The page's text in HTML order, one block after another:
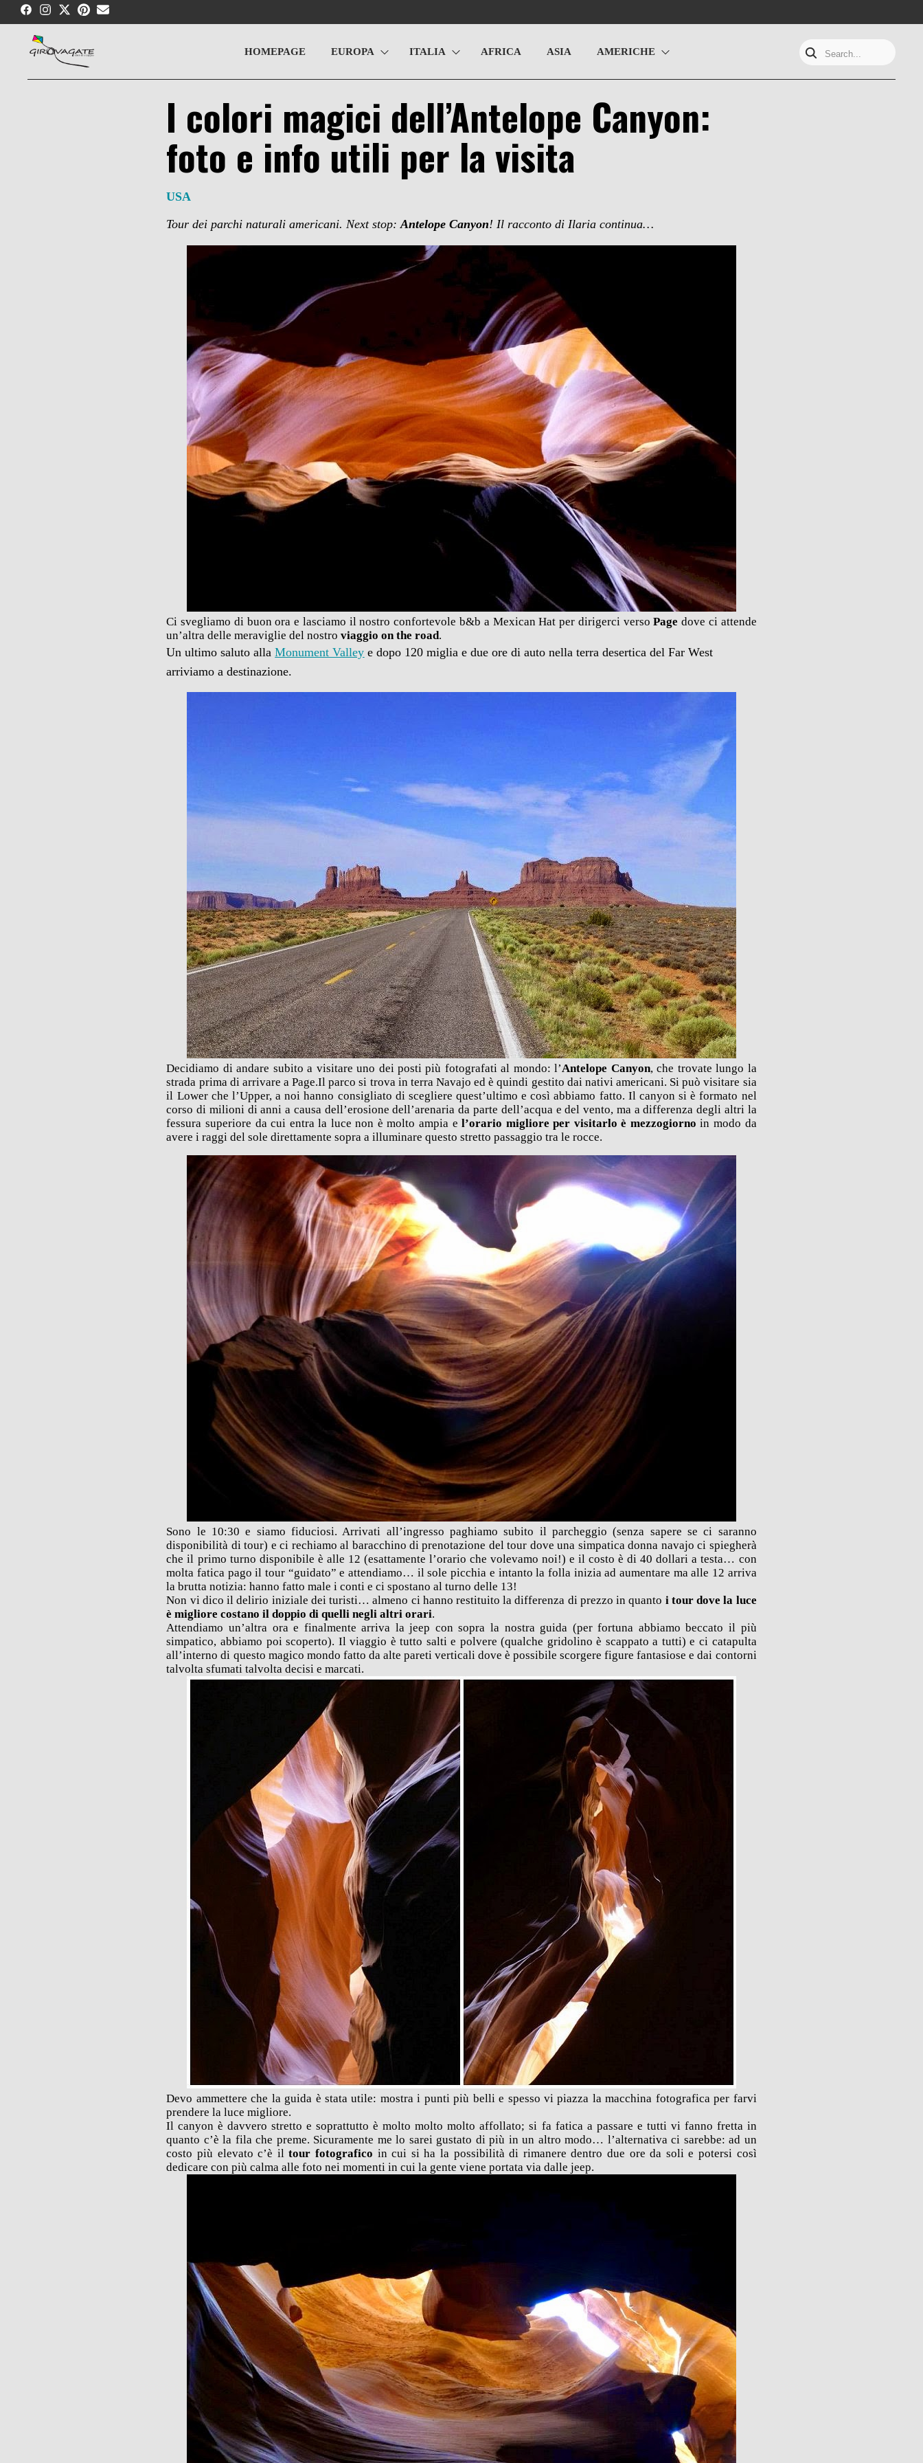
Skip
content
HOMEPAGE EUROPA ITALIA AFRICA ASIA AMERICHE
Search...
I colori magici dell’Antelope Canyon:
foto e info utili per la visita
USA
Tour dei parchi naturali americani. Next stop:Antelope Canyon!Il racconto di Ilaria continua…
Ci svegliamo di buon ora e lasciamo il nostro confortevole b&b a Mexican Hat per dirigerci versoPagedove ci attende
un’altra delle meraviglie del nostroviaggio on the road.
Un ultimo saluto allaMonument Valley e dopo 120 miglia e due ore di auto nella terra desertica del Far West
arriviamo a destinazione.
Decidiamo di andare subito a visitare uno dei posti più fotografati al mondo: l’Antelope Canyon, che trovate lungo la
strada prima di arrivare a Page.Il parco si trova in terra Navajo ed è quindi gestito dai nativi americani. Si può visitare sia
il Lower che l’Upper, a noi hanno consigliato di scegliere quest’ultimo e così abbiamo fatto. Il canyon si è formato nel
corso di milioni di anni a causa dell’erosione dell’arenaria da parte dell’acqua e del vento, ma a differenza degli altri la
fessura superiore da cui entra la luce non è molto ampia el’orario migliore per visitarlo è mezzogiorno in modo da
avere i raggi del sole direttamente sopra a illuminare questo stretto passaggio tra le rocce.
Sono le 10:30 e siamo fiduciosi. Arrivati all’ingresso paghiamo subito il parcheggio (senza sapere se ci saranno
disponibilità di tour) e ci rechiamo al baracchino di prenotazione del tour dove una simpatica donna navajo ci spiegherà
che il primo turno disponibile è alle 12 (esattamente l’orario che volevamo noi!) e il costo è di 40 dollari a testa… con
molta fatica pago il tour “guidato” e attendiamo… il sole picchia e intanto la folla inizia ad aumentare ma alle 12 arriva
la brutta notizia: hanno fatto male i conti e ci spostano al turno delle 13!
Non vi dico il delirio iniziale dei turisti… almeno ci hanno restituito la differenza di prezzo in quanto i tour dove la luce
è migliore costano il doppio di quelli negli altri orari.
Attendiamo un’altra ora e finalmente arriva la jeep con sopra la nostra guida (per fortuna abbiamo beccato il più
simpatico, abbiamo poi scoperto). Il viaggio è tutto salti e polvere (qualche gridolino è scappato a tutti) e ci catapulta
all’interno di questo magico mondo fatto da alte pareti verticali dove è possibile scorgere figure fantasiose e dai contorni
talvolta sfumati talvolta decisi e marcati.
Devo ammettere che la guida è stata utile: mostra i punti più belli e spesso vi piazza la macchina fotografica per farvi
prendere la luce migliore.
Il canyon è davvero stretto e soprattutto è molto molto molto affollato; si fa fatica a passare e tutti vi fanno fretta in
quanto c’è la fila che preme. Sicuramente me lo sarei gustato di più in un altro modo… l’alternativa ci sarebbe: ad un
costo più elevato c’è iltour fotografico in cui si ha la possibilità di rimanere dentro due ore da soli e potersi così
dedicare con più calma alle foto nei momenti in cui la gente viene portata via dalle jeep.